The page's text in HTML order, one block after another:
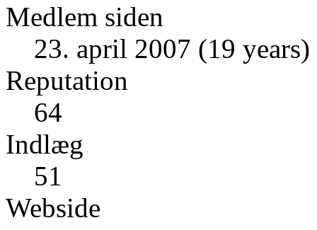
Medlem siden
23. april 2007 (19 years)
Reputation
64
Indlæg
51
Webside